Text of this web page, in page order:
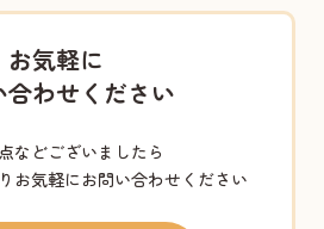
お気軽に
合わせください
などございましたら
お気軽にお問い合わせください